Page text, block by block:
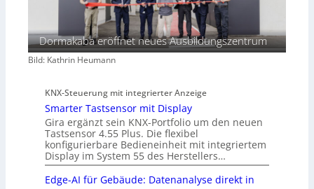
Dormakaba eröffnet neues Ausbildungszentrum
Bild: Kathrin Heumann
KNX-Steuerung mit integrierter Anzeige
Smarter Tastsensor mit Display
Gira ergänzt sein KNX-Portfolio um den neuen
Tastsensor 4.55 Plus. Die flexibel
konfigurierbare Bedieneinheit mit integriertem
Display im System 55 des Herstellers…
Edge-AI für Gebäude: Datenanalyse direkt in